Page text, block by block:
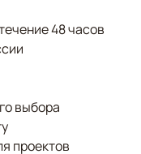
48 часов
выбора
проектов